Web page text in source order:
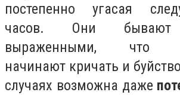
постепенно угасая
часов. Они бывают
выраженными, что
начинают кричать и
случаях возможна даже